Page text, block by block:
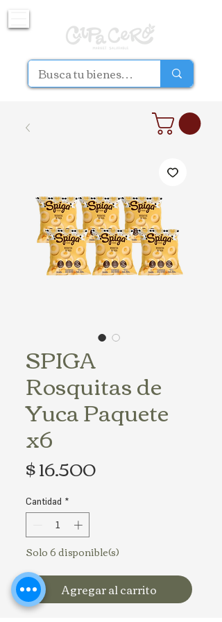
SPIGA
Rosquitas de
Yuca Paquete
x6
$ 16.500Precio
Cantidad *
Solo 6 disponible(s)
Agregar al carrito